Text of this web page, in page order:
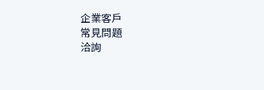
企業客戶
常見問題
洽詢